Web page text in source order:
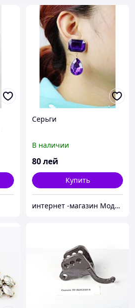
Серьги
В наличии
80лей
Купить
интернет -магазин Модняшка